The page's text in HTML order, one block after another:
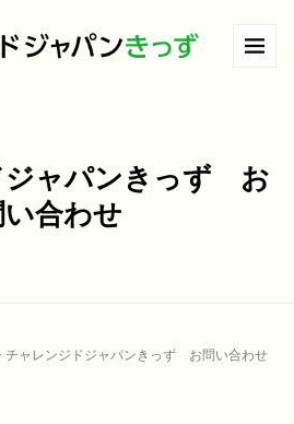
ジャパンきっず お
い合わせ
チャレンジドジャパンきっず お問い合わせ